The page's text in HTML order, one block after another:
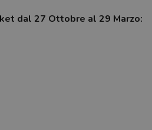
dal 27 Ottobre al 29 Marzo: